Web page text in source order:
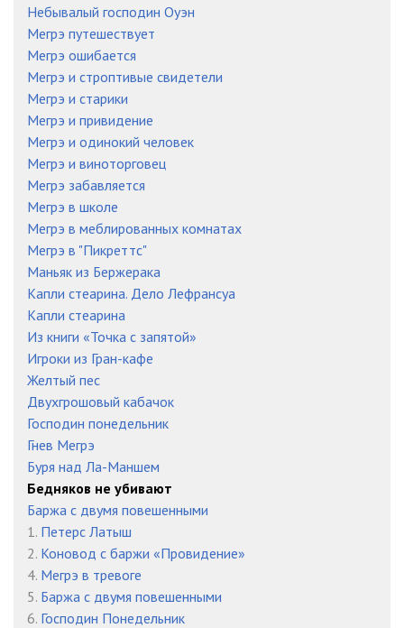
Небывалый господин Оуэн
Мегрэ путешествует
Мегрэ ошибается
Мегрэ и строптивые свидетели
Мегрэ и старики
Мегрэ и привидение
Мегрэ и одинокий человек
Мегрэ и виноторговец
Мегрэ забавляется
Мегрэ в школе
Мегрэ в меблированных комнатах
Мегрэ в "Пикреттс"
Маньяк из Бержерака
Капли стеарина. Дело Лефрансуа
Капли стеарина
Из книги «Точка с запятой»
Игроки из Гран-кафе
Желтый пес
Двухгрошовый кабачок
Господин понедельник
Гнев Мегрэ
Буря над Ла-Маншем
Бедняков не убивают
Баржа с двумя повешенными
1. Петерс Латыш
2. Коновод с баржи «Провидение»
4. Мегрэ в тревоге
5. Баржа с двумя повешенными
6. Господин Понедельник